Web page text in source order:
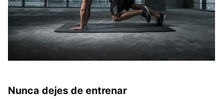
Nunca dejes de entrenar